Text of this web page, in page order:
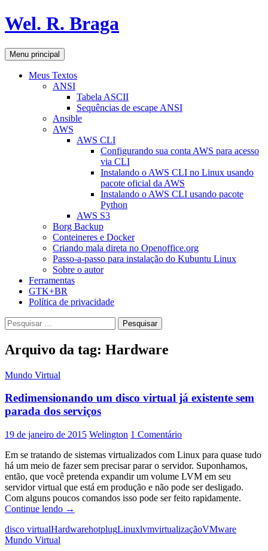
Pular
para
conteúdo
Wel. R. Braga
Pesquisar
Menu principal
Meus Textos
ANSI
Tabela ASCII
Sequências de escape ANSI
Ansible
AWS
AWS CLI
Configurando sua conta AWS para acesso
via CLI
Instalando o AWS CLI no Linux usando
pacote oficial da AWS
Instalando o AWS CLI usando pacote
Python
AWS S3
Borg Backup
Conteineres e Docker
Criando mala direta no Openoffice.org
Passo-a-passo para instalação do Kubuntu Linux
Sobre o autor
Ferramentas
GTK+BR
Política de privacidade
Pesquisar
por:
Arquivo da tag: Hardware
Mundo Virtual
Redimensionando um disco virtual já existente sem
parada dos serviços
19 de janeiro de 2015 Welington 1 Comentário
Em se tratando de sistemas virtualizados com Linux para quase tudo
há um meio de fazer sem precisar parar o servidor. Suponhamos,
então, que você pretenda expandir um volume LVM em seu
servidor virtual que está em produção e não pode ser desligado.
Com alguns poucos comandos isso pode ser feito rapidamente.
Continue lendo Redimensionando
disco
→
disco virtualHardwarehotplugLinuxlvmvirtualizaçãoVMware
Mundo Virtual